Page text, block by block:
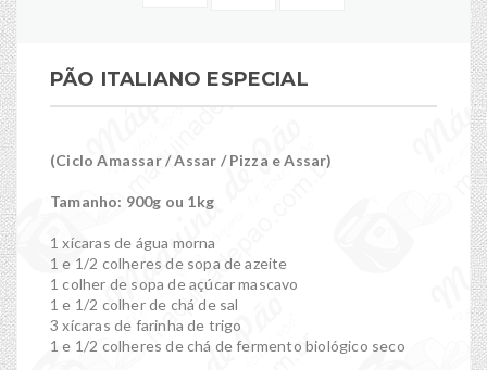
PÃO ITALIANO ESPECIAL
(Ciclo Amassar / Assar / Pizza e Assar)
Tamanho: 900g ou 1kg
1 xícaras de água morna
1 e 1/2 colheres de sopa de azeite
1 colher de sopa de açúcar mascavo
1 e 1/2 colher de chá de sal
3 xícaras de farinha de trigo
1 e 1/2 colheres de chá de fermento biológico seco